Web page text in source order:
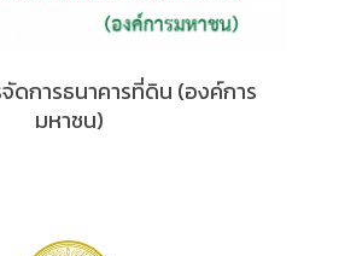
ดการธนาคารที่ดิน (องค์การ
มหาชน)